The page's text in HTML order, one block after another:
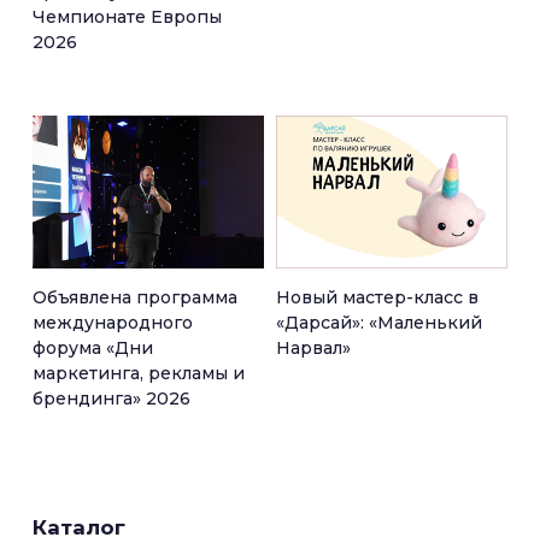
Чемпионате Европы
2026
Объявлена программа
международного
форума «Дни
маркетинга, рекламы и
брендинга» 2026
Новый мастер-класс в
«Дарсай»: «Маленький
Нарвал»
Каталог